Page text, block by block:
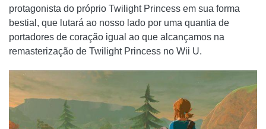
protagonista do próprio Twilight Princess em sua forma
bestial, que lutará ao nosso lado por uma quantia de
portadores de coração igual ao que alcançamos na
remasterização de Twilight Princess no Wii U.